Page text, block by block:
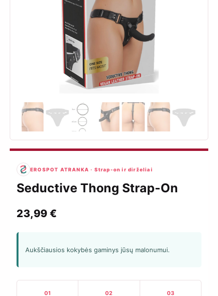
EROSPOT ATRANKA · Strap-on ir dirželiai
Seductive Thong Strap-On
23,99€
Aukščiausios kokybės gaminys jūsų malonumui.
01 02 03